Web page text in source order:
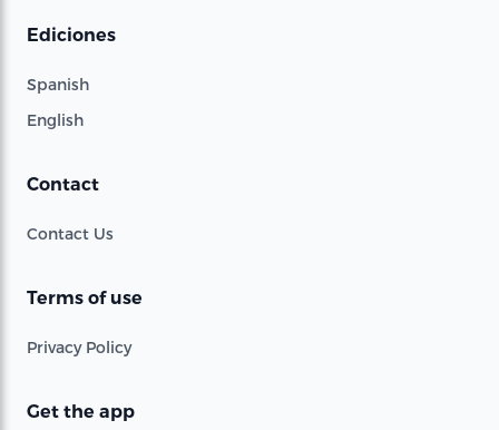
Ediciones
Spanish
English
Contact
Contact Us
Terms of use
Privacy Policy
Get the app